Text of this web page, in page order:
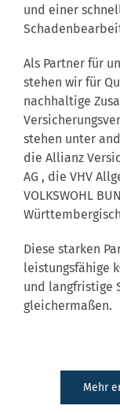
und einer
Als Partner für
stehen wir für
nachhaltige
stehen unter
die Allianz
AG , die VHV
VOLKSWOHL
Diese starken
leistungsfähige
und langfristige
gleichermaßen.
Mehr